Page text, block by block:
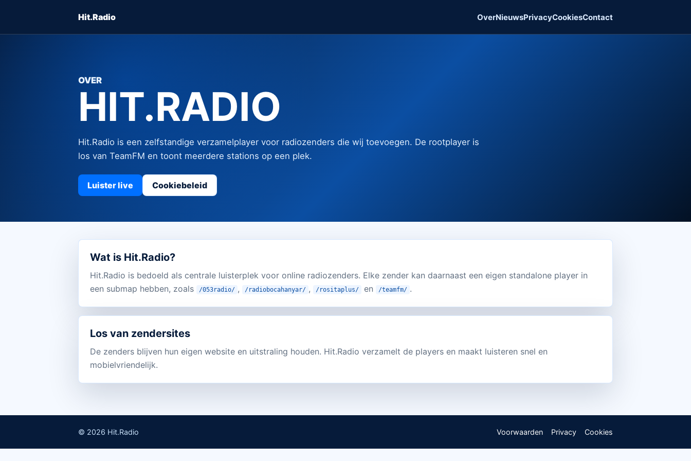
Hit.Radio OverNieuwsPrivacyCookiesContact
OVER
HIT.RADIO
Hit.Radio is een zelfstandige verzamelplayer voor radiozenders die wij toevoegen. De rootplayer is
los van TeamFM en toont meerdere stations op een plek.
Luister live Cookiebeleid
Wat is Hit.Radio?
Hit.Radio is bedoeld als centrale luisterplek voor online radiozenders. Elke zender kan daarnaast een eigen standalone player in
een submap hebben, zoals
/053radio/ , /radiobocahanyar/ , /rositaplus/ en /teamfm/ .
Los van zendersites
De zenders blijven hun eigen website en uitstraling houden. Hit.Radio verzamelt de players en maakt luisteren snel en
mobielvriendelijk.
© 2026 Hit.Radio Voorwaarden Privacy Cookies